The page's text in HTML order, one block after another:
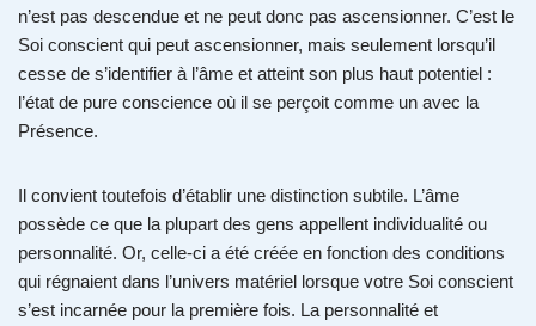
n’est pas descendue et ne peut donc pas ascensionner. C’est le
Soi conscient qui peut ascensionner, mais seulement lorsqu’il
cesse de s’identifier à l’âme et atteint son plus haut potentiel :
l’état de pure conscience où il se perçoit comme un avec la
Présence.
Il convient toutefois d’établir une distinction subtile. L’âme
possède ce que la plupart des gens appellent individualité ou
personnalité. Or, celle-ci a été créée en fonction des conditions
qui régnaient dans l’univers matériel lorsque votre Soi conscient
s’est incarnée pour la première fois. La personnalité et